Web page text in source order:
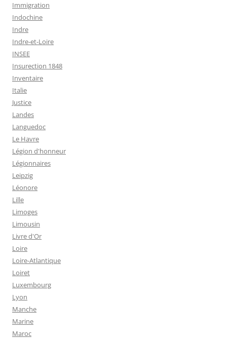
Immigration
Indochine
Indre
Indre-et-Loire
INSEE
Insurection 1848
Inventaire
Italie
Justice
Landes
Languedoc
Le Havre
Légion d'honneur
Légionnaires
Leipzig
Léonore
Lille
Limoges
Limousin
Livre d'Or
Loire
Loire-Atlantique
Loiret
Luxembourg
Lyon
Manche
Marine
Maroc